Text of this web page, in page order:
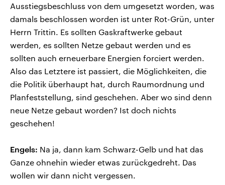
Ausstiegsbeschluss von dem umgesetzt worden, was
damals beschlossen worden ist unter Rot-Grün, unter
Herrn Trittin. Es sollten Gaskraftwerke gebaut
werden, es sollten Netze gebaut werden und es
sollten auch erneuerbare Energien forciert werden.
Also das Letztere ist passiert, die Möglichkeiten, die
die Politik überhaupt hat, durch Raumordnung und
Planfeststellung, sind geschehen. Aber wo sind denn
neue Netze gebaut worden? Ist doch nichts
geschehen!
Engels: Na ja, dann kam Schwarz-Gelb und hat das
Ganze ohnehin wieder etwas zurückgedreht. Das
wollen wir dann nicht vergessen.